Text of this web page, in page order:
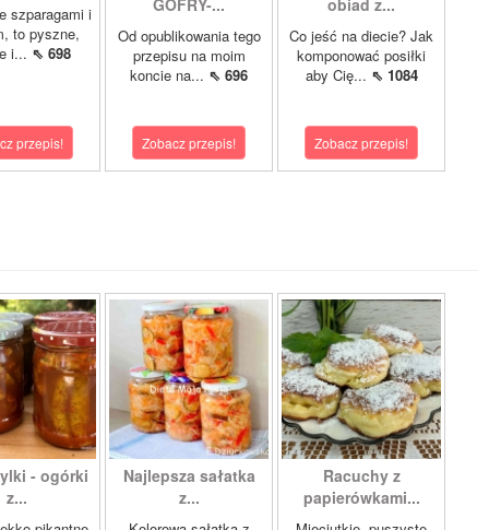
szparagami i
to pyszne,
i... ⇖ 698
przepis!
GOFRY-...
Od opublikowania tego
przepisu na moim
koncie na... ⇖ 696
Zobacz przepis!
obiad z...
Co jeść na diecie? Jak
komponować posiłki
aby Cię... ⇖ 1084
Zobacz przepis!
- ogórki
z...
Najlepsza sałatka
z...
Racuchy z
papierówkami...